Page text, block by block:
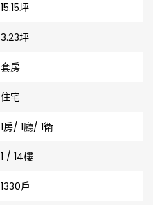
15.15坪
3.23坪
套房
住宅
1房/ 1廳/ 1衛
1 / 14樓
1330戶